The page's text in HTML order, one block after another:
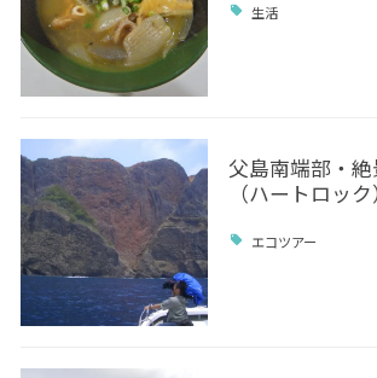
生活
父島南端部・
（ハートロッ
エコツアー